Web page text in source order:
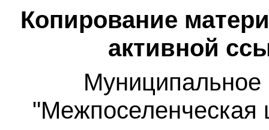
Копирование
активной
Муниципальное
"Межпоселенческая